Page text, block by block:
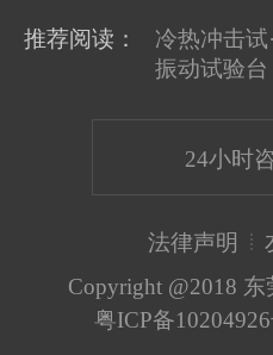
上一
推荐阅读： 冷热冲击试
振动试验台
24小时
法律声明
Copyright @2018
粤ICP备